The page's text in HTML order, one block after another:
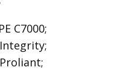
C7000;